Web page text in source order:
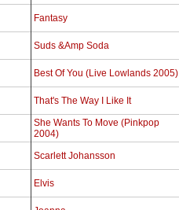
Fantasy
Suds &Amp Soda
Best Of You (Live Lowlands 2005)
That's The Way I Like It
She Wants To Move (Pinkpop
2004)
Scarlett Johansson
Elvis